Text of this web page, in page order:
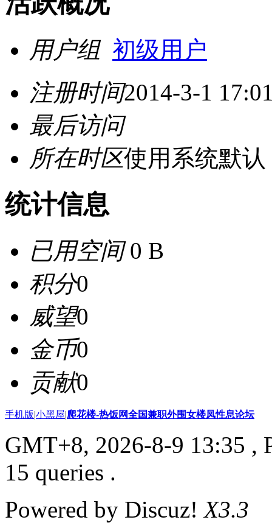
用户组 初级用户
注册时间2014-3-1
最后访问
所在时区使用系统默认
统计信息
已用空间0 B
积分0
威望0
金币0
贡献0
手机版|小黑屋|爬花楼-热饭网全国兼职外围女楼凤性息论坛
GMT+8, 2026-8-9 13:35 ,
15 queries .
Powered by Discuz!X3.3